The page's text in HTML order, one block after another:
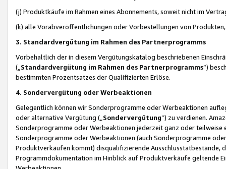
(j) Produktkäufe im Rahmen eines Abonnements, soweit nicht im
(k) alle Vorabveröffentlichungen oder Vorbestellungen von
3. Standardvergütung im Rahmen des Partnerprogramms
Vorbehaltlich der in diesem Vergütungskatalog beschriebenen
(„ Standardvergütung im Rahmen des Partnerprogramms“)
bestimmten Prozentsatzes der Qualifizierten Erlöse.
4. Sondervergütung oder Werbeaktionen
Gelegentlich können wir Sonderprogramme oder Werbeaktionen
oder alternative Vergütung („ Sondervergütung”) zu verdienen.
Sonderprogramme oder Werbeaktionen jederzeit ganz oder
Sonderprogramme oder Werbeaktionen (auch Sonderprogramme
Produktverkäufen kommt) disqualifizierende Ausschlusstatbestände,
Programmdokumentation im Hinblick auf Produktverkäufe geltende